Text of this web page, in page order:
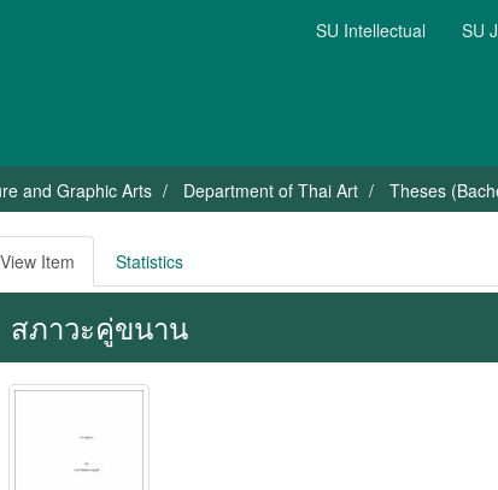
SU Intellectual SU
and Graphic Arts Department of Thai Art Theses
View Item Statistics
สภาวะคู่ขนาน